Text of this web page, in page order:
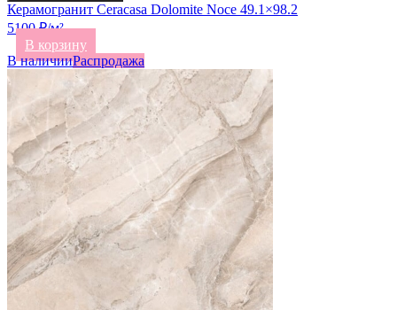
Керамогранит Ceracasa Dolomite Noce 49.1×98.2
5100 ₽/м²
В корзину
В наличииРаспродажа